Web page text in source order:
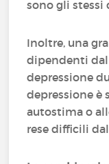
sono gli stessi
Inoltre, una
dipendenti
depressione
depressione è
autostima o
rese difficili